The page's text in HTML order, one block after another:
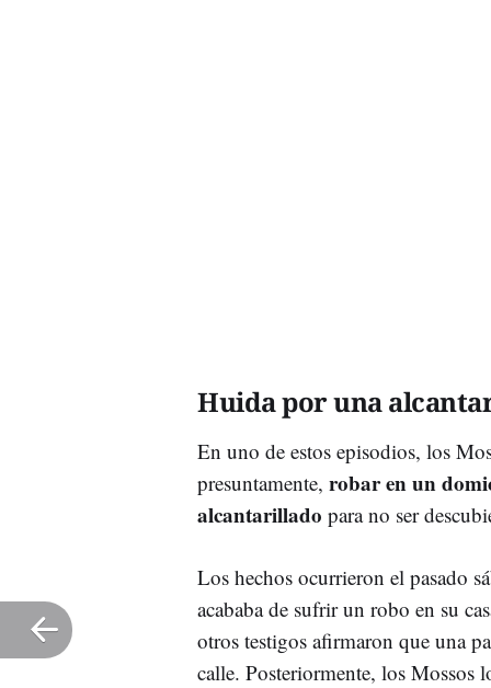
Huida por una
En uno de estos episodios, los
presuntamente, robar en un
alcantarillado para no ser
Los hechos ocurrieron el pasado
acababa de sufrir un robo en su
otros testigos afirmaron que una
calle. Posteriormente, los Mossos